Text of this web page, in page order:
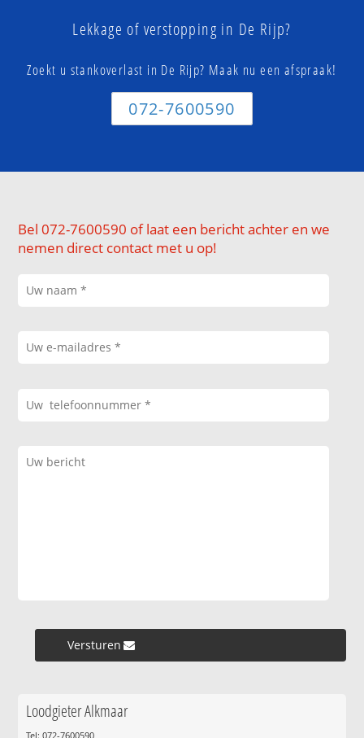
Lekkage of verstopping in De Rijp?
Zoekt u stankoverlast in De Rijp? Maak nu een afspraak!
072-7600590
Bel 072-7600590 of laat een bericht achter en we
nemen direct contact met u op!
Versturen »
Loodgieter Alkmaar
Tel: 072-7600590